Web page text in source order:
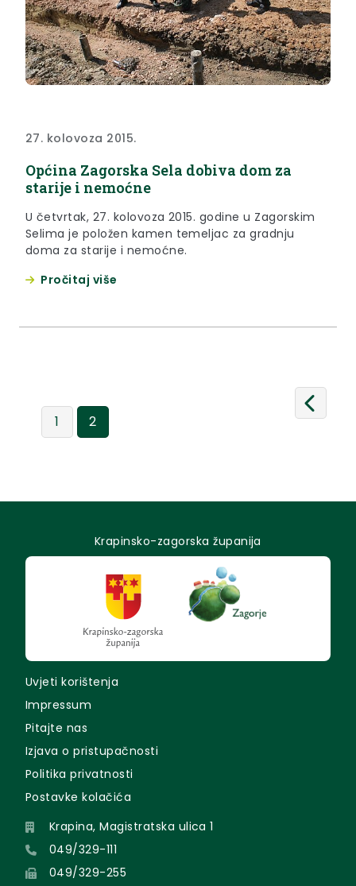
27. kolovoza 2015.
Općina Zagorska Sela dobiva dom za
starije i nemoćne
U četvrtak, 27. kolovoza 2015. godine u Zagorskim
Selima je položen kamen temeljac za gradnju
doma za starije i nemoćne.
Pročitaj više
1 2
Krapinsko-zagorska županija
Uvjeti korištenja
Impressum
Pitajte nas
Izjava o pristupačnosti
Politika privatnosti
Postavke kolačića
Krapina, Magistratska ulica 1
049/329-111
049/329-255